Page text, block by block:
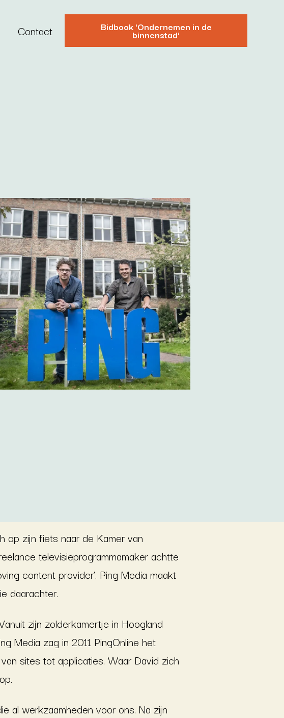
Contact Bidbook 'Ondernemen in de
binnenstad'
zijn fiets naar de Kamer van
televisieprogrammamaker achtte
content provider’. Ping Media maakt
daarachter.
zijn zolderkamertje in Hoogland
Media zag in 2011 PingOnline het
sites tot applicaties. Waar David zich
al werkzaamheden voor ons. Na zijn